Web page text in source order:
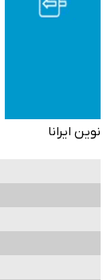
نوین ایرانا